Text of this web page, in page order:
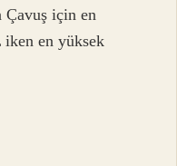
Çavuş için en
iken en yüksek